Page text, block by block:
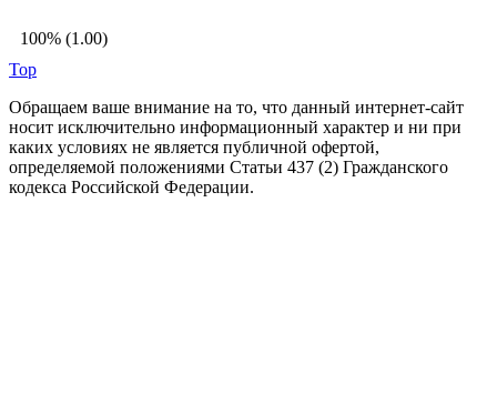
100% (1.00)
Top
Обращаем ваше внимание на то, что данный интернет-сайт
носит исключительно информационный характер и ни при
каких условиях не является публичной офертой,
определяемой положениями Статьи 437 (2) Гражданского
кодекса Российской Федерации.